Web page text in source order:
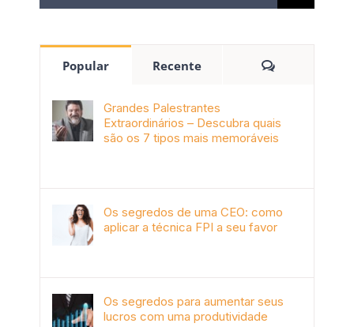
Popular Recente
Grandes Palestrantes
Extraordinários – Descubra quais
são os 7 tipos mais memoráveis
Os segredos de uma CEO: como
aplicar a técnica FPI a seu favor
Os segredos para aumentar seus
lucros com uma produtividade